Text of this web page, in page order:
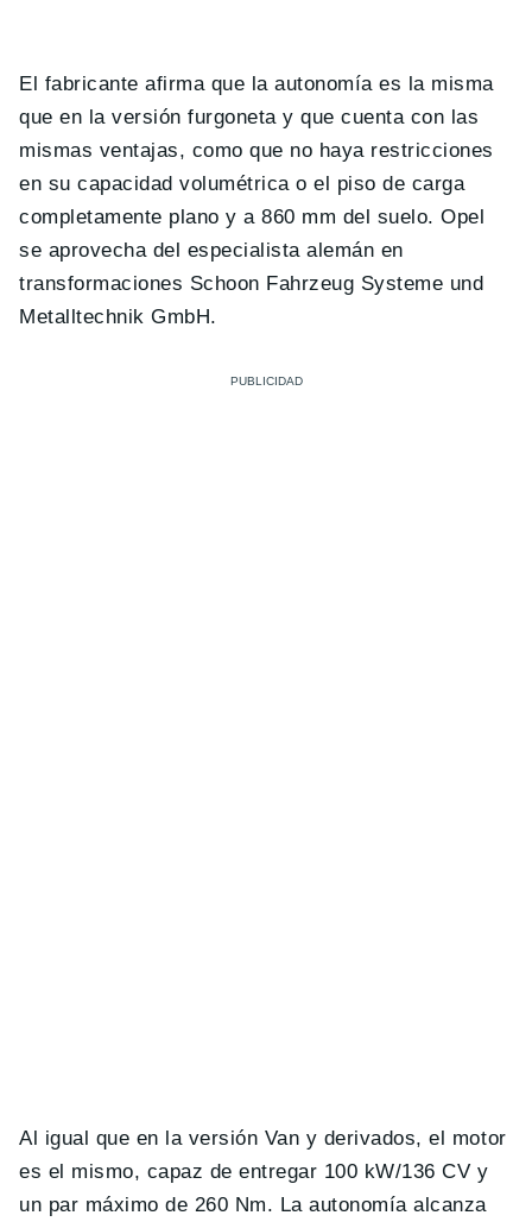
El fabricante afirma que la autonomía es la misma
que en la versión furgoneta y que cuenta con las
mismas ventajas, como que no haya restricciones
en su capacidad volumétrica o el piso de carga
completamente plano y a 860 mm del suelo. Opel
se aprovecha del especialista alemán en
transformaciones Schoon Fahrzeug Systeme und
Metalltechnik GmbH.
Al igual que en la versión Van y derivados, el motor
es el mismo, capaz de entregar 100 kW/136 CV y
un par máximo de 260 Nm. La autonomía alcanza